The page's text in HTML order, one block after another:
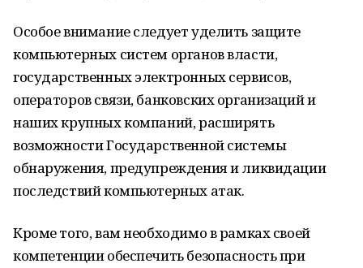
Особое внимание следует уделить защите
компьютерных систем органов власти,
государственных электронных сервисов,
операторов связи, банковских организаций и
наших крупных компаний, расширять
возможности Государственной системы
обнаружения, предупреждения и ликвидации
последствий компьютерных атак.
Кроме того, вам необходимо в рамках своей
компетенции обеспечить безопасность при